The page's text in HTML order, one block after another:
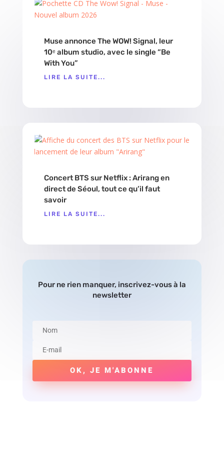
Muse annonce The WOW! Signal, leur
10ᵉ album studio, avec le single “Be
With You”
LIRE LA SUITE...
Concert BTS sur Netflix : Arirang en
direct de Séoul, tout ce qu’il faut
savoir
LIRE LA SUITE...
Pour ne rien manquer, inscrivez-vous à la
newsletter
OK, JE M'ABONNE